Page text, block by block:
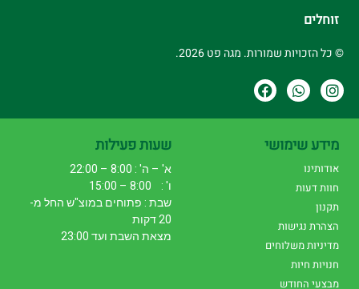
זוחלים
© כל הזכויות שמורות. מגה פט 2026.
מידע שימושי
אודותינו
חוות דעות
תקנון
הצהרת נגישות
מדיניות משלוחים
חנויות חיות
מבצעי החודש
שעות פעילות
א' – ה' : 8:00 – 22:00
ו' : 8:00 – 15:00
שבת : פתוחים במוצ"ש החל מ-
20 דקות
מצאת השבת ועד 23:00